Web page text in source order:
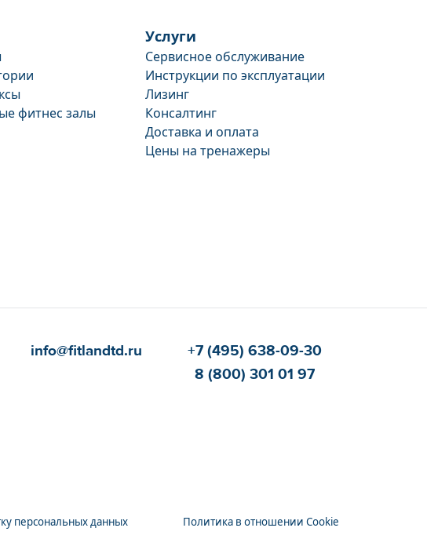
фитнес залы
Услуги
Сервисное обслуживание
Инструкции по эксплуатации
Лизинг
Консалтинг
Доставка и оплата
Цены на тренажеры
info@fitlandtd.ru
+7 (495) 638-09-30
8 (800) 301 01 97
персональных данных Политика в отношении Cookie